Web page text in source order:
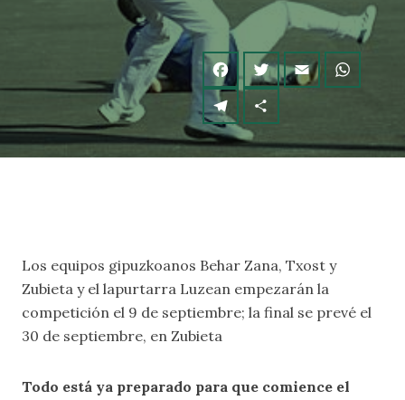
Los equipos gipuzkoanos Behar Zana, Txost y
Zubieta y el lapurtarra Luzean empezarán la
competición el 9 de septiembre; la final se prevé el
30 de septiembre, en Zubieta
Todo está ya preparado para que comience el